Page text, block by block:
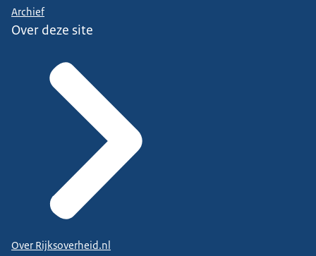
Archief
Over deze site
Over Rijksoverheid.nl